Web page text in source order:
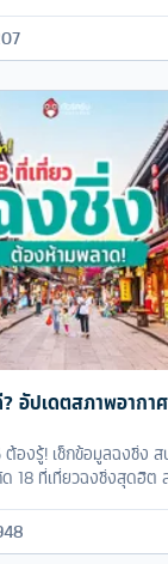
อัปเดตสภาพอากา
ต้องรู้! เช็กข้อมูลฉงชิ่ง
18 ที่เที่ยวฉงชิ่งสุดฮิต